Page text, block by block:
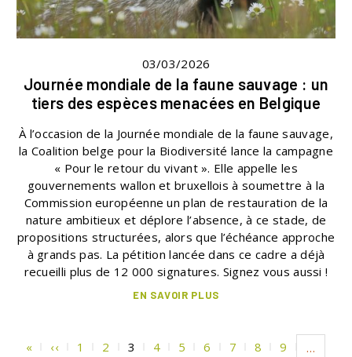
03/03/2026
Journée mondiale de la faune sauvage : un
tiers des espèces menacées en Belgique
À l’occasion de la Journée mondiale de la faune sauvage,
la Coalition belge pour la Biodiversité lance la campagne
« Pour le retour du vivant ». Elle appelle les
gouvernements wallon et bruxellois à soumettre à la
Commission européenne un plan de restauration de la
nature ambitieux et déplore l’absence, à ce stade, de
propositions structurées, alors que l’échéance approche
à grands pas. La pétition lancée dans ce cadre a déjà
recueilli plus de 12 000 signatures. Signez vous aussi !
EN SAVOIR PLUS
Première
«
Page
‹‹ Page
1 Page
2
Page
3 Page
4 Page
5 Page
6 Page
7 Page
8 Page
9
…